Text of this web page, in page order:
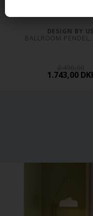
DESIGN BY US
BALLROOM PENDEL,
1.743,00